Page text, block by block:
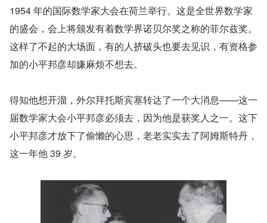
1954 年的国际数学家大会在荷兰举行。这是全世界数学家
的盛会，会上将颁发有着数学界诺贝尔奖之称的菲尔兹奖。
这样了不起的大场面，有的人挤破头也要去见识，有资格参
加的小平邦彦却嫌麻烦不想去。
得知他想开溜，外尔拜托斯宾塞转达了一个大消息——这一
届数学家大会小平邦彦必须去，因为他是获奖人之一。这下
小平邦彦才放下了偷懒的心思，老老实实去了阿姆斯特丹，
这一年他 39 岁。